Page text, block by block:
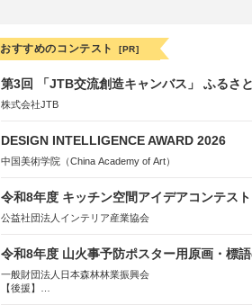
おすすめのコンテスト [PR]
第3回 「JTB交流創造キャンバス」 ふるさ
株式会社JTB
DESIGN INTELLIGENCE AWARD 2026
中国美術学院（China Academy of Art）
令和8年度 キッチン空間アイデアコンテスト
公益社団法人インテリア産業協会
令和8年度 山火事予防ポスター用原画・標
一般財団法人日本森林林業振興会
【後援】